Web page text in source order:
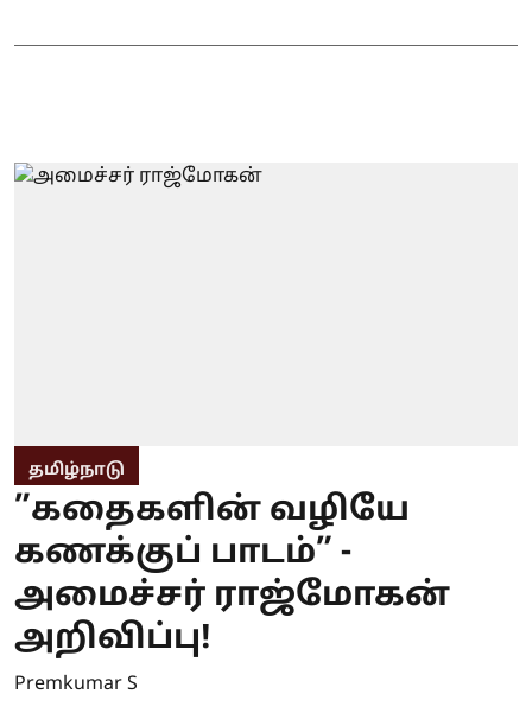
தமிழ்நாடு
”கதைகளின் வழியே
கணக்குப் பாடம்” -
அமைச்சர் ராஜ்மோகன்
அறிவிப்பு!
Premkumar S